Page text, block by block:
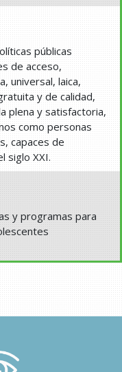
públicas
de acceso,
universal, laica,
y de calidad,
plena y satisfactoria,
como personas
capaces de
siglo XXI.
y programas para